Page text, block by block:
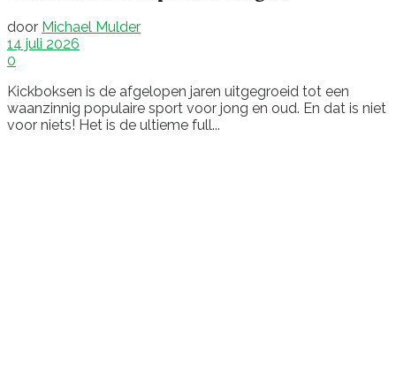
door Michael Mulder
14 juli 2026
0
Kickboksen is de afgelopen jaren uitgegroeid tot een
waanzinnig populaire sport voor jong en oud. En dat is niet
voor niets! Het is de ultieme full...